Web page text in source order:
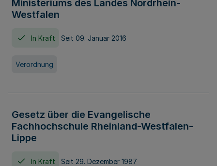
Ministeriums des Landes Nordrhein-
Westfalen
In Kraft Seit 09. Januar 2016
Verordnung
Gesetz über die Evangelische
Fachhochschule Rheinland-Westfalen-
Lippe
In Kraft Seit 29. Dezember 1987